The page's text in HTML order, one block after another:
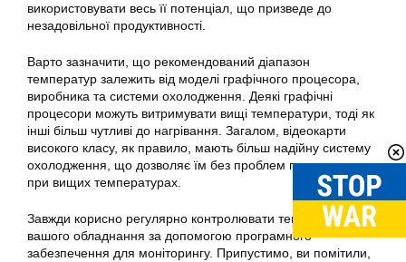
використовувати весь її потенціал, що призведе до
незадовільної продуктивності.
Варто зазначити, що рекомендований діапазон
температур залежить від моделі графічного процесора,
виробника та системи охолодження. Деякі графічні
процесори можуть витримувати вищі температури, тоді як
інші більш чутливі до нагрівання. Загалом, відеокарти
високого класу, як правило, мають більш надійну систему
охолодження, що дозволяє їм без проблем працювати
при вищих температурах.
Завжди корисно регулярно контролювати температуру
вашого обладнання за допомогою програмного
забезпечення для моніторингу. Припустимо, ви помітили,